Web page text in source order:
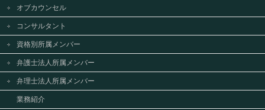
オブカウンセル
コンサルタント
資格別所属メンバー
弁護士法人所属メンバー
弁理士法人所属メンバー
業務紹介